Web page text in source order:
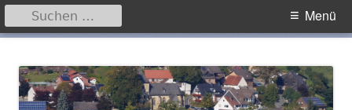
zum
Inhalt
Primäres
Menü
Suchen
nach: